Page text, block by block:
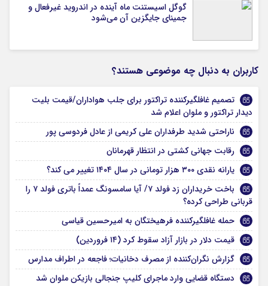
گوگل اسیستنت ماه آینده در اندروید غیرفعال و
جمینای جایگزین آن می‌شود
کاربران به دنبال چه موضوعی هستند؟
تصمیم غافلگیرکننده تراکتور برای جلب هواداران/قیمت بلیت
دیدار تراکتور و ملوان اعلام شد
ناراحتی شدید طرفداران علی کریمی از عادل فردوسی پور
رقابت جهانی کشتی در انتظار قهرمانان
یارانه نقدی ۳۰۰ هزار تومانی در سال ۱۴۰۴ تغییر می کند؟
باخت خریداران زد فولد ۷/ آیا سامسونگ عمداً باتری فولد ۷ را
قربانی طراحی کرده؟
حمله غافلگیرکننده فرهیختگان به امیرحسین قیاسی
قیمت دلار در بازار آزاد سقوط کرد (۱۴ فروردین)
گزارش نگران‌کننده از مصرف دخانیات؛ فاجعه در اطراف مدارس
دستگاه قضایی وارد ماجرای کلیپ جنجالی بازیکن ملوان شد